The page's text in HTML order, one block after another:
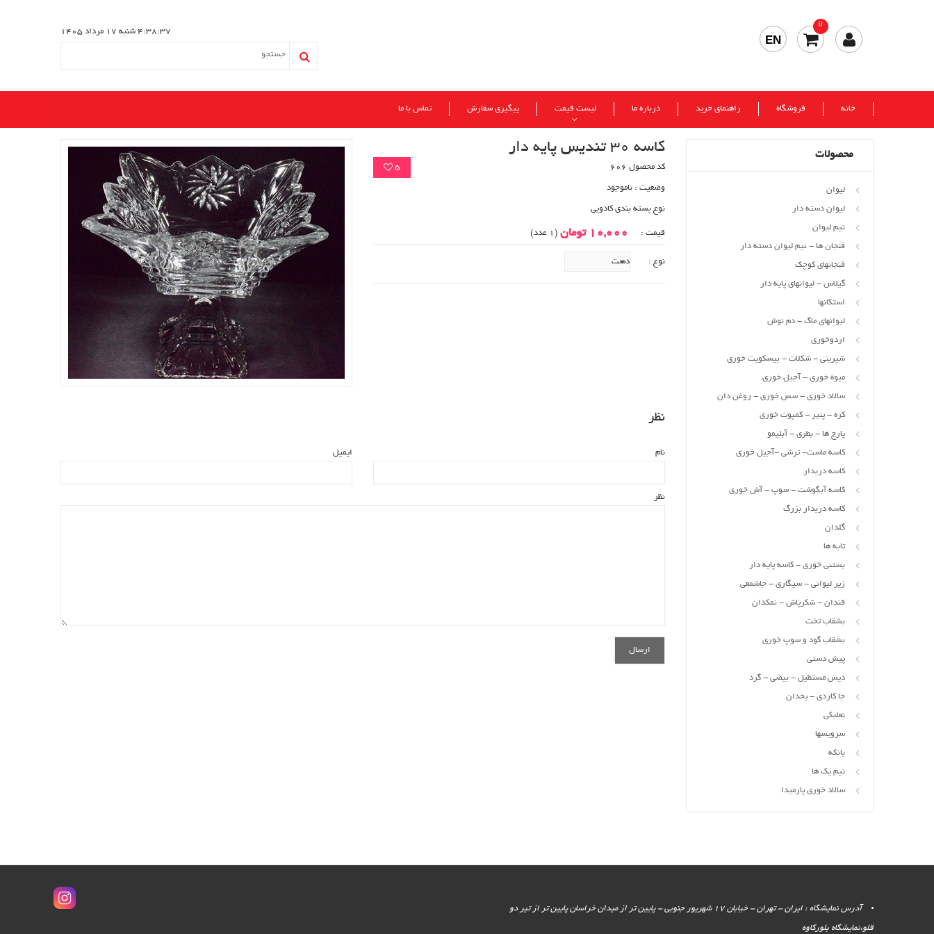
4:38:37 شنبه 17 مرداد 1405
0
EN
خانه فروشگاه راهنمای خرید درباره ما لیست قیمت پیگیری سفارش تماس با ما
کاسه 30 تندیس پایه دار
5 کد محصول 606
وضعیت : ناموجود
نوع بسته بندی کادویی
قیمت : 10,000 تومان (1 عدد)
نوع :
نظر
ایمیل نام
نظر
محصولات
لیوان
لیوان دسته دار
نیم لیوان
فنجان ها - نیم لیوان دسته دار
فنجانهای کوچک
گیلاس - لیوانهای پایه دار
استکانها
لیوانهای ماگ - دم نوش
اردوخوری
شیرینی - شکلات - بیسکویت خوری
میوه خوری - آجیل خوری
سالاد خوری - سس خوری - روغن دان
کره - پنیر - کمپوت خوری
پارچ ها - بطری - آبلیمو
کاسه ماست- ترشی -آجیل خوری
کاسه دربدار
کاسه آبگوشت - سوپ - آش خوری
کاسه دربدار بزرگ
گلدان
تابه ها
بستنی خوری - کاسه پایه دار
زیر لیوانی - سیگاری - جاشمعی
قندان - شکرپاش - نمکدان
بشقاب تخت
بشقاب گود و سوپ خوری
پیش دستی
دیس مستطیل - بیضی - گرد
جا کاردی - یخدان
نعلبکی
سرویسها
بانکه
نیم یک ها
سالاد خوری پارمیدا
آدرس نمایشگاه : ایران - تهران - خیابان 17 شهریور جنوبی - پایین تر از میدان خراسان پایین تر از تیر دو
قلو،نمایشگاه بلورکاوه